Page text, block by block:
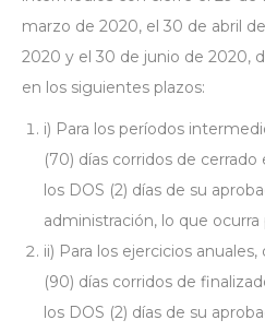
marzo de 2020, el 30 de abril
2020 y el 30 de junio de 2020,
en los siguientes plazos:
i) Para los períodos
(70) días corridos de
los DOS (2) días de su
administración, lo que ocurra
ii) Para los ejercicios
(90) días corridos de
los DOS (2) días de su